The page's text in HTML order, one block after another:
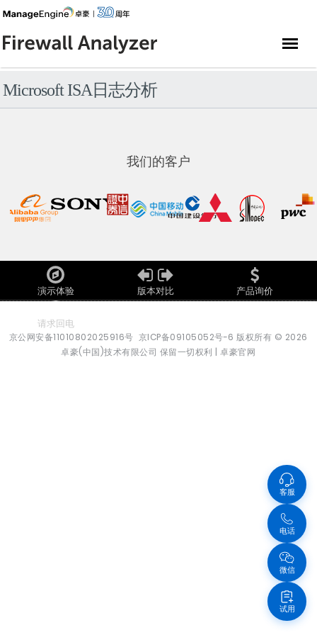
Microsoft ISA日志分析
我们的客户
演示体验 版本对比 产品询价
请求回电
京公网安备11010802025916号 京ICP备09105052号-6 版权所有 © 2026
卓豪(中国)技术有限公司 保留一切权利 |卓豪官网
客服
电话
微信
试用